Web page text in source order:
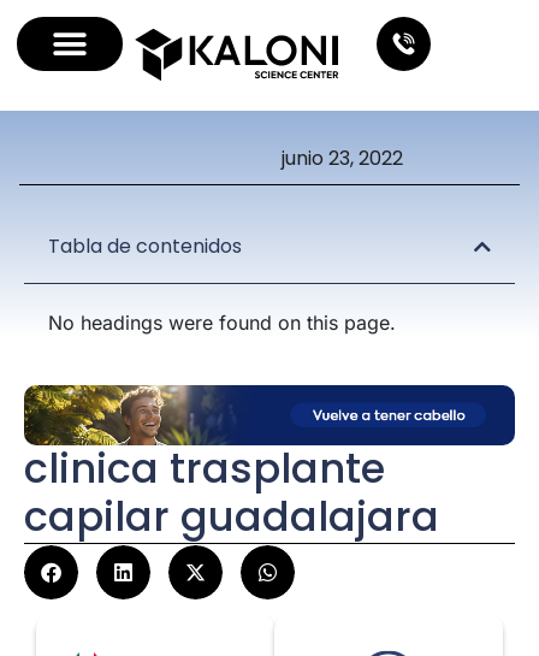
junio 23, 2022
Tabla de contenidos
No headings were found on this page.
clinica trasplante
capilar guadalajara